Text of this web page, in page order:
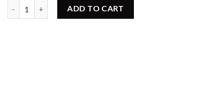
เกจวัดอุณหภูมิ หน้าปัด 4 นิ้ว 0-60 c ก้านล่าง 6x150 mm quantity
ADD TO CART